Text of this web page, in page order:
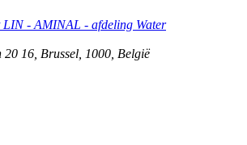
LIN - AMINAL - afdeling Water
20 16 Brussel 1000 België